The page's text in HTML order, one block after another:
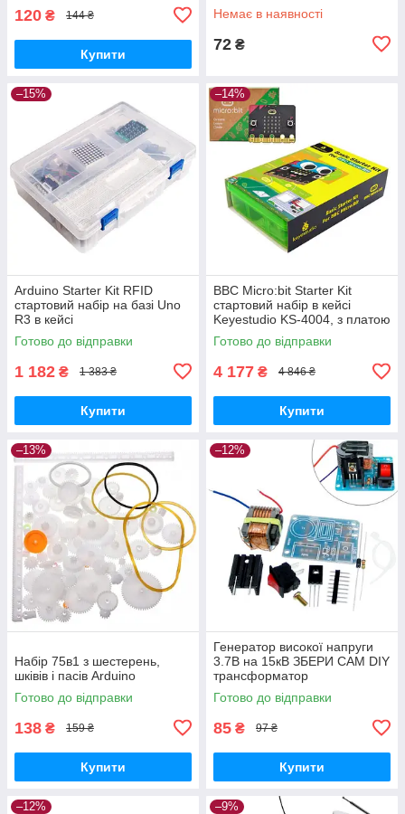
120 ₴ 144 ₴
Купити
Немає в наявності
72 ₴
–15%
Arduino Starter Kit RFID
стартовий набір на базі Uno
R3 в кейсі
Готово до відправки
1 182 ₴ 1 383 ₴
Купити
–14%
BBC Micro:bit Starter Kit
стартовий набір в кейсі
Keyestudio KS-4004, з платою
розробки
Готово до відправки
4 177 ₴ 4 846 ₴
Купити
–13%
Набір 75в1 з шестерень,
шківів і пасів Arduino
Готово до відправки
138 ₴ 159 ₴
Купити
–12%
Генератор високої напруги
3.7В на 15кВ ЗБЕРИ САМ DIY
трансформатор
Готово до відправки
85 ₴ 97 ₴
Купити
–12% –9%